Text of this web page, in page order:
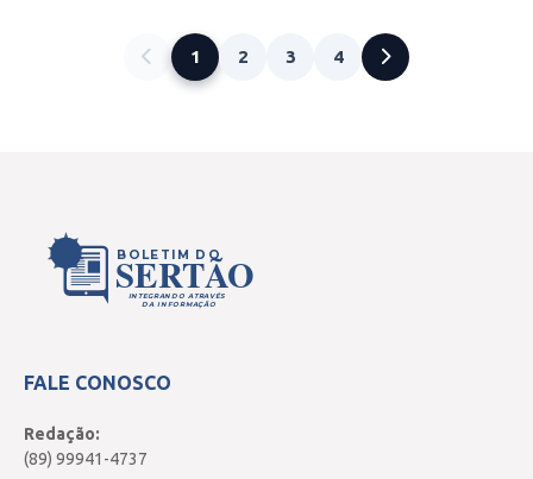
1 2 3 4
BOLETIM DO
SERTÃO
INTEGRANDO ATRAVÉS
DA INFORMAÇÃO
FALE CONOSCO
Redação:
(89) 99941-4737